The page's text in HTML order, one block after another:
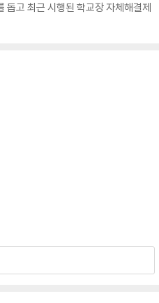
돕고 최근 시행된 학교장 자체해결제